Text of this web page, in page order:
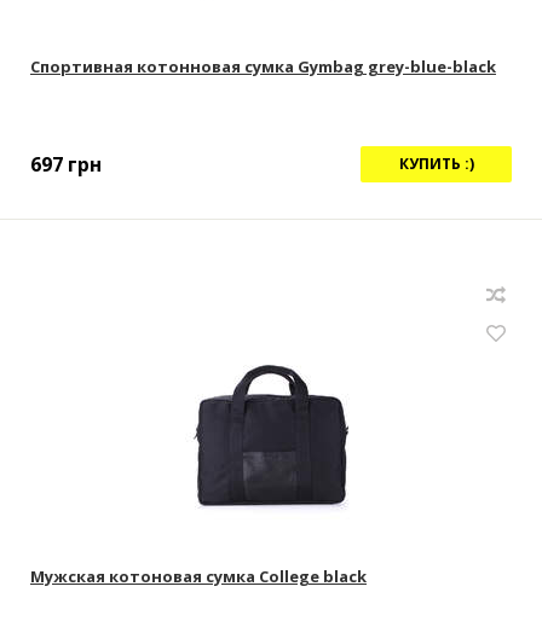
Спортивная котонновая сумка Gymbag grey-blue-black
697 грн КУПИТЬ :)
Мужская котоновая сумка Сollege black